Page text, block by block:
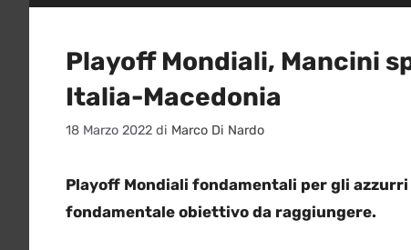
Playoff Mondiali, Mancini
Italia-Macedonia
18 Marzo 2022 di Marco Di Nardo
Playoff Mondiali fondamentali per gli
fondamentale obiettivo da raggiungere.